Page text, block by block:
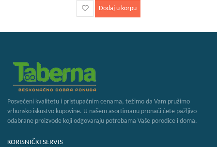
Dodaj u korpu
Posvećeni kvalitetu i pristupačnim cenama, težimo da Vam pružimo
vrhunsko iskustvo kupovine. U našem asortimanu pronaći ćete pažljivo
odabrane proizvode koji odgovaraju potrebama Vaše porodice i doma.
KORISNIČKI SERVIS